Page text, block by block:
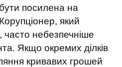
посилена на
який
часто небезпечніше
Якщо окремих ділків
кривавих грошей